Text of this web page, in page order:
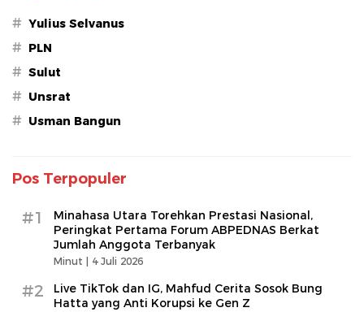
# Yulius Selvanus
# PLN
# Sulut
# Unsrat
# Usman Bangun
Pos Terpopuler
#1
Minahasa Utara Torehkan Prestasi Nasional,
Peringkat Pertama Forum ABPEDNAS Berkat
Jumlah Anggota Terbanyak
Minut | 4 Juli 2026
#2
Live TikTok dan IG, Mahfud Cerita Sosok Bung
Hatta yang Anti Korupsi ke Gen Z